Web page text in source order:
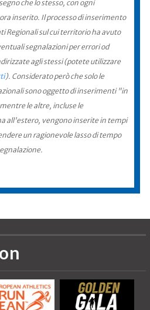
che lo stesso, con ogni
inserito. Il processo di inserimento
Regionali sul cui territorio ha avuto
segnalazioni per errori od
agli stessi (potete utilizzare
). Considerato però che solo le
sono oggetto di inserimenti "in
le altre, incluse le
all'estero, vengono inserite in tempi
un ragionevole lasso di tempo